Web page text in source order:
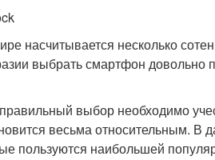
насчитывается несколько
выбрать смартфон довольно
выбор необходимо
весьма относительным. В
пользуются наибольшей